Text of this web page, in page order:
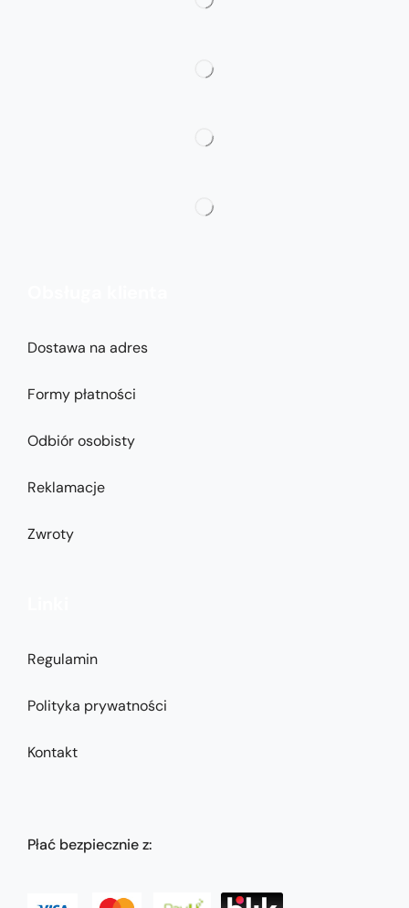
Dostawa na adres
Formy płatności
Odbiór osobisty
Reklamacje
Zwroty
Regulamin
Polityka prywatności
Kontakt
Płać bezpiecznie z: